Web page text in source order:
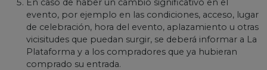
En caso de haber un cambio significativo en el
evento, por ejemplo en las condiciones, acceso, lugar
de celebración, hora del evento, aplazamiento u otras
vicisitudes que puedan surgir, se deberá informar a La
Plataforma y a los compradores que ya hubieran
comprado su entrada.